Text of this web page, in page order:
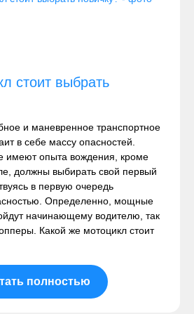
стоит выбрать
и маневренное транспортное
в себе массу опасностей.
имеют опыта вождения, кроме
должны выбирать свой первый
в первую очередь
Определенно, мощные
начинающему водителю, так
Какой же мотоцикл стоит
полностью